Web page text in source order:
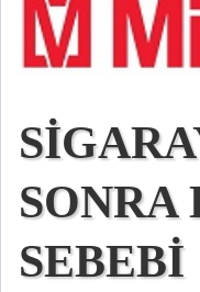
SEBEBİ